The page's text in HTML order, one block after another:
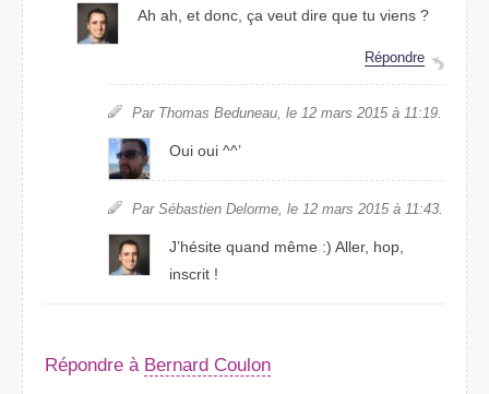
Ah ah, et donc, ça veut dire que tu viens ?
Répondre
Par Thomas Beduneau, le 12 mars 2015 à 11:19.
Oui oui ^^’
Par Sébastien Delorme, le 12 mars 2015 à 11:43.
J’hésite quand même :) Aller, hop,
inscrit !
Répondre à Bernard Coulon